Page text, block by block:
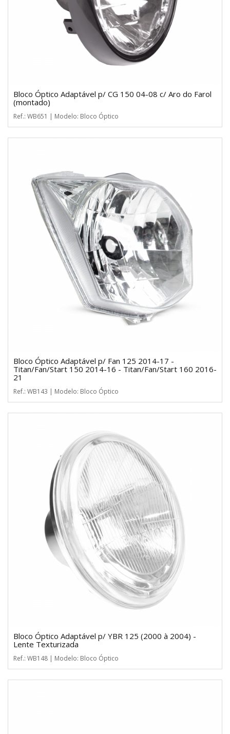
Bloco Óptico Adaptável p/ CG 150 04-08 c/ Aro do Farol
(montado)
Ref.: WB651 | Modelo: Bloco Óptico
Bloco Óptico Adaptável p/ Fan 125 2014-17 -
Titan/Fan/Start 150 2014-16 - Titan/Fan/Start 160 2016-
21
Ref.: WB143 | Modelo: Bloco Óptico
Bloco Óptico Adaptável p/ YBR 125 (2000 à 2004) -
Lente Texturizada
Ref.: WB148 | Modelo: Bloco Óptico